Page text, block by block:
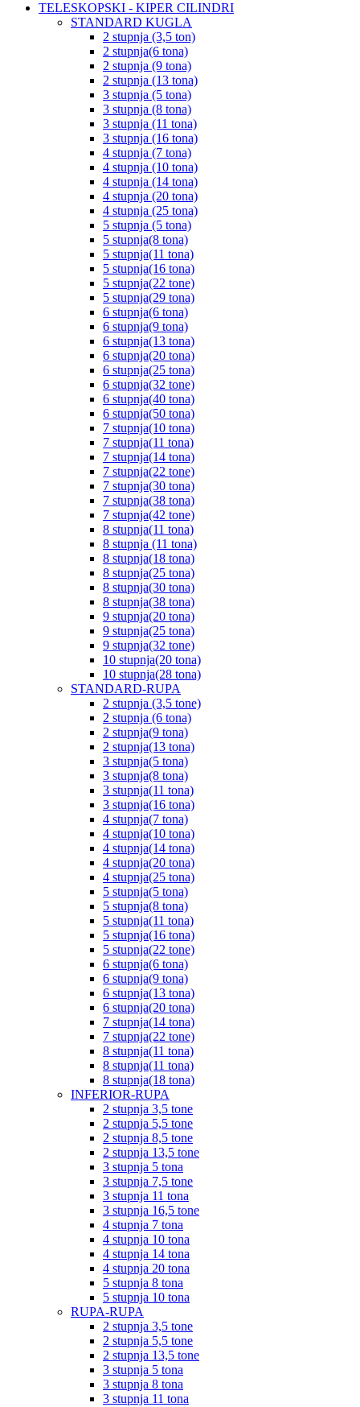
TELESKOPSKI - KIPER CILINDRI
STANDARD KUGLA
2 stupnja (3,5 ton)
2 stupnja(6 tona)
2 stupnja (9 tona)
2 stupnja (13 tona)
3 stupnja (5 tona)
3 stupnja (8 tona)
3 stupnja (11 tona)
3 stupnja (16 tona)
4 stupnja (7 tona)
4 stupnja (10 tona)
4 stupnja (14 tona)
4 stupnja (20 tona)
4 stupnja (25 tona)
5 stupnja (5 tona)
5 stupnja(8 tona)
5 stupnja(11 tona)
5 stupnja(16 tona)
5 stupnja(22 tone)
5 stupnja(29 tona)
6 stupnja(6 tona)
6 stupnja(9 tona)
6 stupnja(13 tona)
6 stupnja(20 tona)
6 stupnja(25 tona)
6 stupnja(32 tone)
6 stupnja(40 tona)
6 stupnja(50 tona)
7 stupnja(10 tona)
7 stupnja(11 tona)
7 stupnja(14 tona)
7 stupnja(22 tone)
7 stupnja(30 tona)
7 stupnja(38 tona)
7 stupnja(42 tone)
8 stupnja(11 tona)
8 stupnja (11 tona)
8 stupnja(18 tona)
8 stupnja(25 tona)
8 stupnja(30 tona)
8 stupnja(38 tona)
9 stupnja(20 tona)
9 stupnja(25 tona)
9 stupnja(32 tone)
10 stupnja(20 tona)
10 stupnja(28 tona)
STANDARD-RUPA
2 stupnja (3,5 tone)
2 stupnja (6 tona)
2 stupnja(9 tona)
2 stupnja(13 tona)
3 stupnja(5 tona)
3 stupnja(8 tona)
3 stupnja(11 tona)
3 stupnja(16 tona)
4 stupnja(7 tona)
4 stupnja(10 tona)
4 stupnja(14 tona)
4 stupnja(20 tona)
4 stupnja(25 tona)
5 stupnja(5 tona)
5 stupnja(8 tona)
5 stupnja(11 tona)
5 stupnja(16 tona)
5 stupnja(22 tone)
6 stupnja(6 tona)
6 stupnja(9 tona)
6 stupnja(13 tona)
6 stupnja(20 tona)
7 stupnja(14 tona)
7 stupnja(22 tone)
8 stupnja(11 tona)
8 stupnja(11 tona)
8 stupnja(18 tona)
INFERIOR-RUPA
2 stupnja 3,5 tone
2 stupnja 5,5 tone
2 stupnja 8,5 tone
2 stupnja 13,5 tone
3 stupnja 5 tona
3 stupnja 7,5 tone
3 stupnja 11 tona
3 stupnja 16,5 tone
4 stupnja 7 tona
4 stupnja 10 tona
4 stupnja 14 tona
4 stupnja 20 tona
5 stupnja 8 tona
5 stupnja 10 tona
RUPA-RUPA
2 stupnja 3,5 tone
2 stupnja 5,5 tone
2 stupnja 13,5 tone
3 stupnja 5 tona
3 stupnja 8 tona
3 stupnja 11 tona